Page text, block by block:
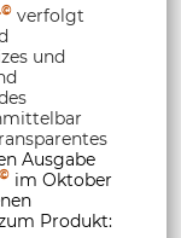
© verfolgt
und
Ausgabe
© im Oktober
Produkt: